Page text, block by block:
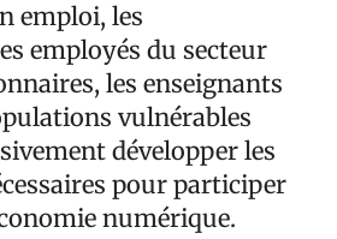
emploi, les
employés du secteur
les enseignants
vulnérables
développer les
pour participer
numérique.